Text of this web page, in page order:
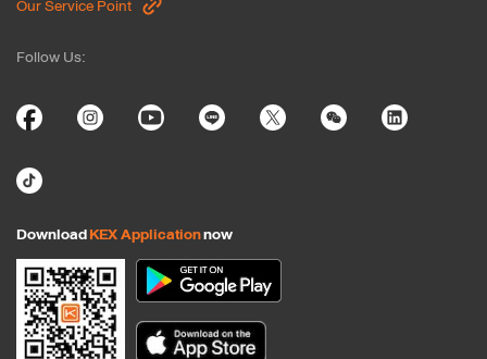
Our Service Point
Follow Us:
DownloadKEX Applicationnow